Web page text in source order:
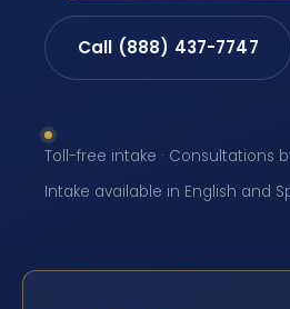
Call (888) 437-7747
Toll-free intake · Consultations
Intake available in English and